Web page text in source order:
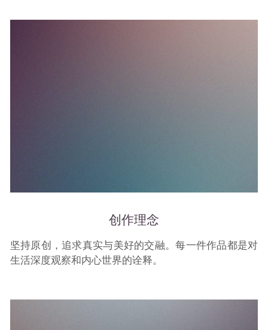
创作理念
坚持原创，追求真实与美好的交融。每一件作品都是对
生活深度观察和内心世界的诠释。